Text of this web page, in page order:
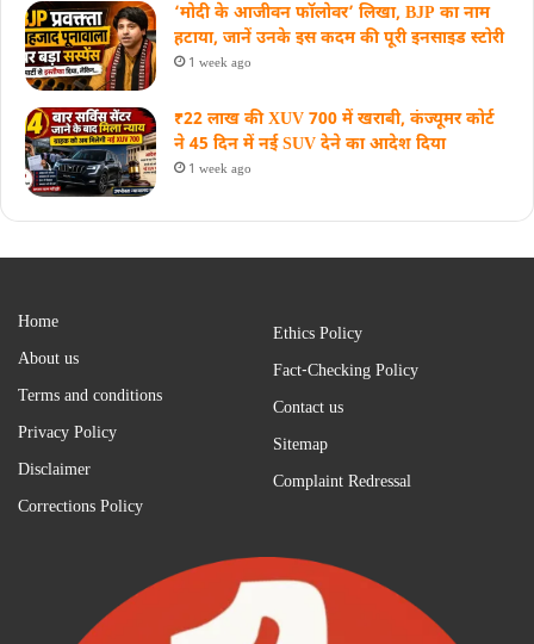
‘मोदी के आजीवन फॉलोवर’ लिखा, BJP का नाम
हटाया, जानें उनके इस कदम की पूरी इनसाइड स्‍टोरी
1 week ago
₹22 लाख की XUV 700 में खराबी, कंज्यूमर कोर्ट
ने 45 दिन में नई SUV देने का आदेश दिया
1 week ago
Home
About us
Terms and conditions
Privacy Policy
Disclaimer
Corrections Policy
Ethics Policy
Fact-Checking Policy
Contact us
Sitemap
Complaint Redressal